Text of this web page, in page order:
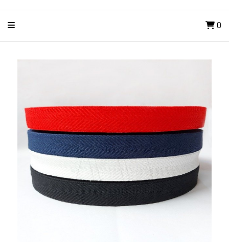
0